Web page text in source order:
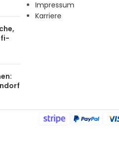
Impressum
Karriere